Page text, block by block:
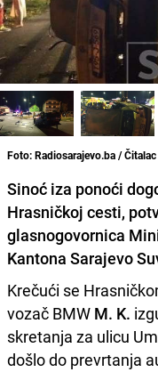
Foto: Radiosarajevo.ba / Čitalac
Sinoć iza ponoći
Hrasničkoj cesti,
glasnogovornica
Kantona Sarajevo
Krečući se
vozač BMW M. K.
skretanja za ulicu
došlo do prevrtanja